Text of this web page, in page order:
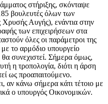
στήριξης, σκόνταψε
βουλευτές όλων των
Αυγής), ενάντια στην
των επιχειρήσεων στα
όλες οι παράμετροι της
το αρμόδιο υπουργείο
συνεχιστεί. Σήμερα όμως,
η τροπολογία, διότι η άρση
ως προαπαιτούμενο.
αν κάνω σήμερα κάτι τέτοιο με
ο υπουργός Οικονομικών.